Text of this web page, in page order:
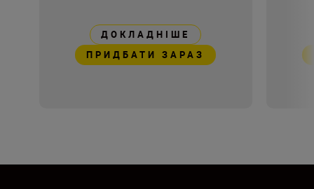
ДОКЛАДНІШЕ
ПРИДБАТИ ЗАРАЗ